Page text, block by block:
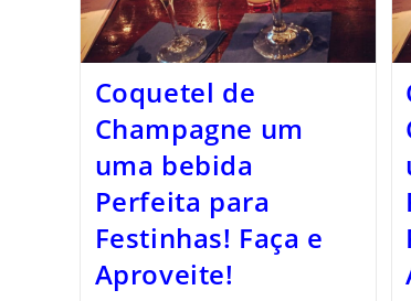
Coquetel de
Champagne um
uma bebida
Perfeita para
Festinhas! Faça e
Aproveite!